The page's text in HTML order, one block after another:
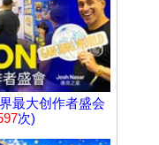
最大创作者盛会
次)